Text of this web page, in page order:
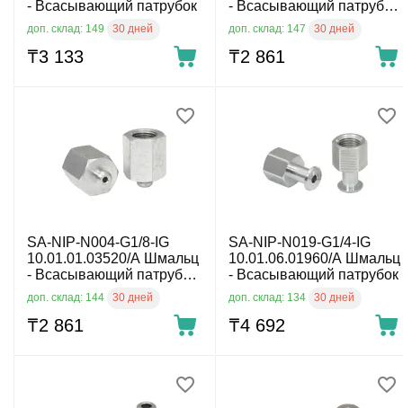
- Всасывающий патрубок
доп. склад: 149 30 дней
₸3 133
- Всасывающий патрубок,
доп. склад: 147 30 дней
₸2 861
SA-NIP-N004-G1/8-IG
10.01.01.03520/A Шмальц
- Всасывающий патрубок,
доп. склад: 144 30 дней
₸2 861
SA-NIP-N019-G1/4-IG
10.01.06.01960/A Шмальц
- Всасывающий патрубок
доп. склад: 134 30 дней
₸4 692